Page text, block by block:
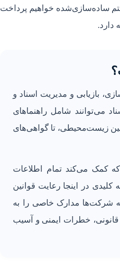
ساده‌سازی‌شده خواهیم پرداخت
دارد.
بازیابی و مدیریت اسناد و
می‌توانند شامل راهنماهای
زیست‌محیطی، تا گواهی‌های
کمک می‌کند تمام اطلاعات
در اینجا رعایت قوانین
که شرکت‌ها مدارک خاصی را به
خطرات ایمنی و آسیب